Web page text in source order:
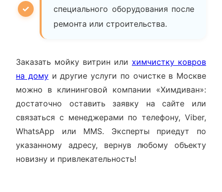
специального оборудования после
ремонта или строительства.
Заказать мойку витрин или химчистку ковров
на домуи другие услуги по очистке в Москве
можно в клининговой компании «Химдиван»:
достаточно оставить заявку на сайте или
связаться с менеджерами по телефону, Viber,
WhatsApp или MMS. Эксперты приедут по
указанному адресу, вернув любому объекту
новизну и привлекательность!